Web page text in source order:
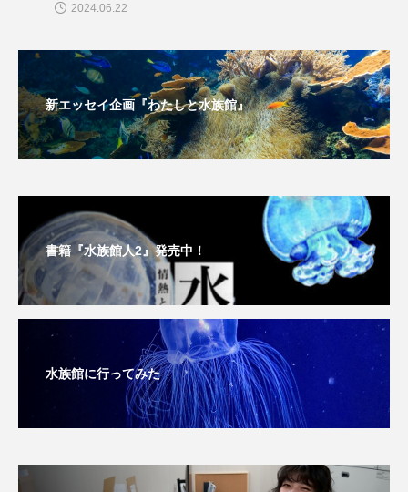
ハナミノカサゴ ハブクラゲ ハリヨ
バイオロギング バショウカジキ
バンドウイルカ ヒゲソリダイ ヒゲダイ
ヒラマサ ヒラメ
ビワマス ピラルクー フィールド
フエダイ フエフキダイ
ブックレビュー ブリ ブルーカーボン
プライドフィッシュ プランクトン
ヘラヤガラ ベタ ベニザケ ベラ
ホウボウ ホタテ
2024.06.22
新エッセイ企画『わたしと水族館』
書籍『水族館人2』発売中！
水族館に行ってみた